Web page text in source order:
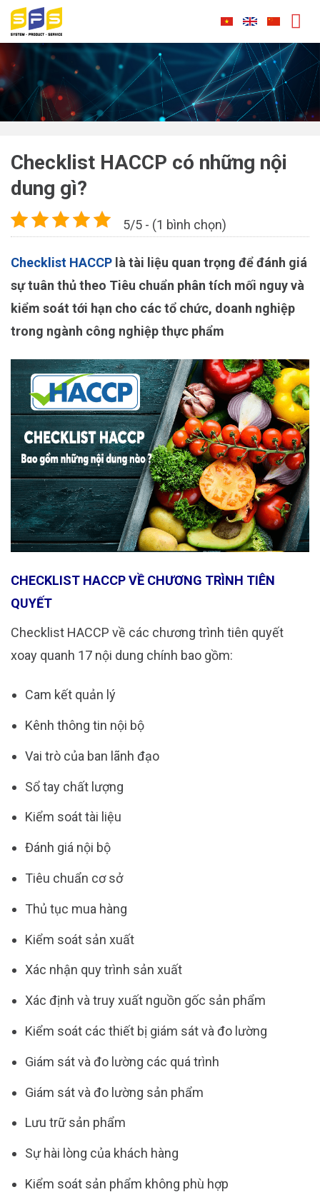
Skip
content
Checklist HACCP có những nội
dung gì?
5/5 - (1 bình chọn)
Checklist HACCP là tài liệu quan trọng để đánh giá
sự tuân thủ theo Tiêu chuẩn phân tích mối nguy và
kiểm soát tới hạn cho các tổ chức, doanh nghiệp
trong ngành công nghiệp thực phẩm
CHECKLIST HACCP VỀ CHƯƠNG TRÌNH TIÊN
QUYẾT
Checklist HACCP về các chương trình tiên quyết
xoay quanh 17 nội dung chính bao gồm:
Cam kết quản lý
Kênh thông tin nội bộ
Vai trò của ban lãnh đạo
Sổ tay chất lượng
Kiểm soát tài liệu
Đánh giá nội bộ
Tiêu chuẩn cơ sở
Thủ tục mua hàng
Kiểm soát sản xuất
Xác nhận quy trình sản xuất
Xác định và truy xuất nguồn gốc sản phẩm
Kiểm soát các thiết bị giám sát và đo lường
Giám sát và đo lường các quá trình
Giám sát và đo lường sản phẩm
Lưu trữ sản phẩm
Sự hài lòng của khách hàng
Kiểm soát sản phẩm không phù hợp